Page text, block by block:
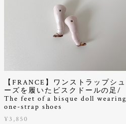
【FRANCE】ワンストラップシュ
ーズを履いたビスクドールの足/
The feet of a bisque doll wearing
one-strap shoes
¥3,850